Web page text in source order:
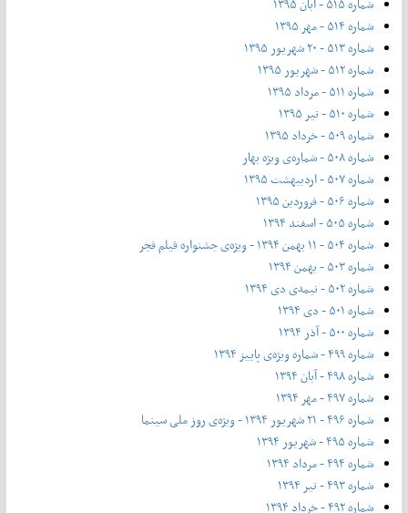
شماره ۵۱۴ - مهر ۱۳۹۵
شماره ۵۱۳ - ۲۰ شهریور ۱۳۹۵
شماره ۵۱۲ - شهریور ۱۳۹۵
شماره ۵۱۱ - مرداد ۱۳۹۵
شماره ۵۱۰ - تیر ۱۳۹۵
شماره ۵۰۹ - خرداد ۱۳۹۵
شماره ۵۰۸ - شماره‌ی ویژه بهار
شماره ۵۰۷ - اردیبهشت ۱۳۹۵
شماره ۵۰۶ - فروردین ۱۳۹۵
شماره ۵۰۵ - اسفند ۱۳۹۴
شماره ۵۰۴ - ۱۱ بهمن ۱۳۹۴ - ویژه‌ی جشنواره فیلم فجر
شماره ۵۰۳ - بهمن ۱۳۹۴
شماره ۵۰۲ - نیمه‌ی دی ۱۳۹۴
شماره ۵۰۱ - دی ۱۳۹۴
شماره ۵۰۰ - آذر ۱۳۹۴
شماره ۴۹۹ - شماره ویژه‌ی پاییز ۱۳۹۴
شماره ۴۹۸ - آبان ۱۳۹۴
شماره ۴۹۷ - مهر ۱۳۹۴
شماره ۴۹۶ - ۲۱ شهریور ۱۳۹۴ - ویژه‌ی روز ملی سینما
شماره ۴۹۵ - شهریور ۱۳۹۴
شماره ۴۹۴ - مرداد ۱۳۹۴
شماره ۴۹۳ - تیر ۱۳۹۴
شماره ۴۹۲ - خرداد ۱۳۹۴